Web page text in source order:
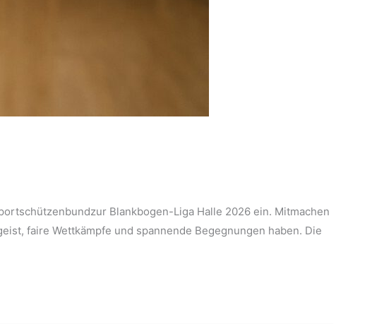
Blankbogen-Liga Halle 2026 ein. Mitmachen
faire Wettkämpfe und spannende Begegnungen haben. Die